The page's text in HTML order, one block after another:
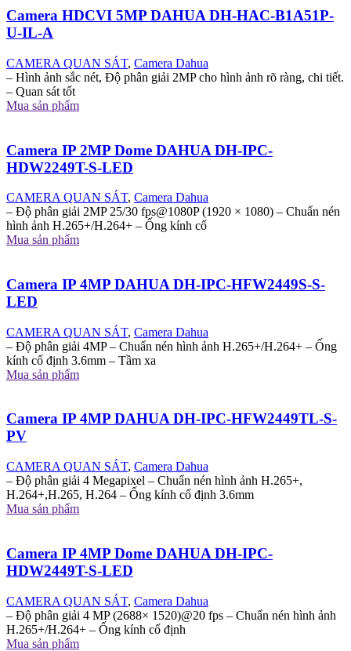
Camera HDCVI 5MP DAHUA DH-HAC-B1A51P-
U-IL-A
CAMERA QUAN SÁT, Camera Dahua
– Hình ảnh sắc nét, Độ phân giải 2MP cho hình ảnh rõ ràng, chi tiết.
– Quan sát tốt
Mua sản phẩm
Camera IP 2MP Dome DAHUA DH-IPC-
HDW2249T-S-LED
CAMERA QUAN SÁT, Camera Dahua
– Độ phân giải 2MP 25/30 fps@1080P (1920 × 1080) – Chuẩn nén
hình ảnh H.265+/H.264+ – Ống kính cố
Mua sản phẩm
Camera IP 4MP DAHUA DH-IPC-HFW2449S-S-
LED
CAMERA QUAN SÁT, Camera Dahua
– Độ phân giải 4MP – Chuẩn nén hình ảnh H.265+/H.264+ – Ống
kính cố định 3.6mm – Tầm xa
Mua sản phẩm
Camera IP 4MP DAHUA DH-IPC-HFW2449TL-S-
PV
CAMERA QUAN SÁT, Camera Dahua
– Độ phân giải 4 Megapixel – Chuẩn nén hình ảnh H.265+,
H.264+,H.265, H.264 – Ống kính cố định 3.6mm
Mua sản phẩm
Camera IP 4MP Dome DAHUA DH-IPC-
HDW2449T-S-LED
CAMERA QUAN SÁT, Camera Dahua
– Độ phân giải 4 MP (2688× 1520)@20 fps – Chuẩn nén hình ảnh
H.265+/H.264+ – Ống kính cố định
Mua sản phẩm